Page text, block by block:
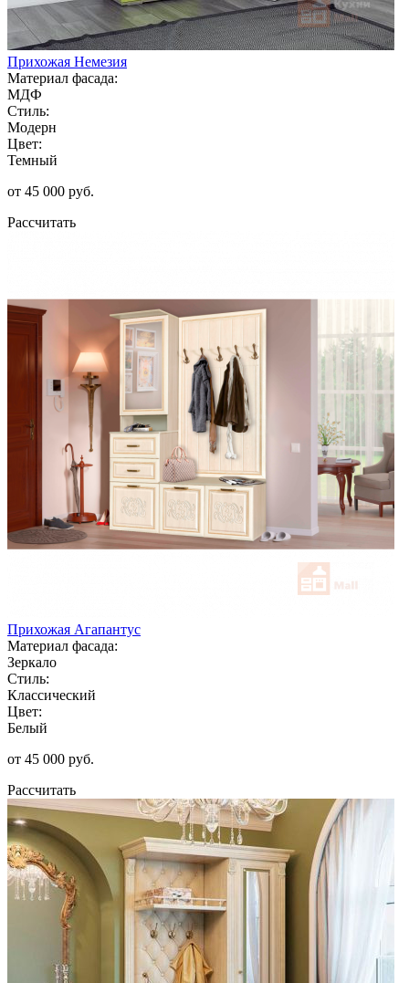
Прихожая Немезия
Материал фасада:
МДФ
Стиль:
Модерн
Цвет:
Темный
от 45 000 руб.
Рассчитать
Прихожая Агапантус
Материал фасада:
Зеркало
Стиль:
Классический
Цвет:
Белый
от 45 000 руб.
Рассчитать